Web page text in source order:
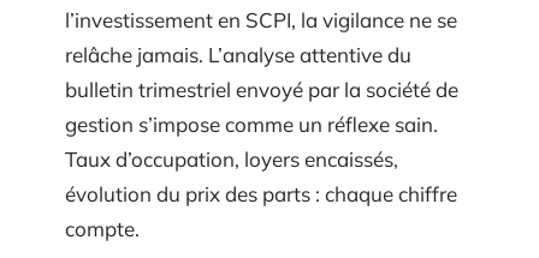
l’investissement en SCPI, la vigilance ne se
relâche jamais. L’analyse attentive du
bulletin trimestriel envoyé par la société de
gestion s’impose comme un réflexe sain.
Taux d’occupation, loyers encaissés,
évolution du prix des parts : chaque chiffre
compte.